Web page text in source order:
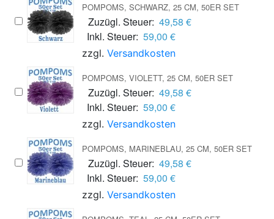
POMPOMS, SCHWARZ, 25 CM, 50ER SET
Zuzügl. Steuer: 49,58 €
Inkl. Steuer: 59,00 €
zzgl. Versandkosten
POMPOMS, VIOLETT, 25 CM, 50ER SET
Zuzügl. Steuer: 49,58 €
Inkl. Steuer: 59,00 €
zzgl. Versandkosten
POMPOMS, MARINEBLAU, 25 CM, 50ER SET
Zuzügl. Steuer: 49,58 €
Inkl. Steuer: 59,00 €
zzgl. Versandkosten